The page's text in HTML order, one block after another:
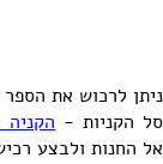
ניתן לרכוש את הספר
סל הקניות -
אל החנות ולבצע